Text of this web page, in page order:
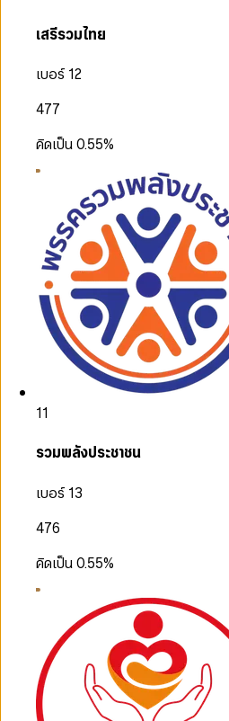
เสรีรวมไทย
เบอร์ 12
477
คิดเป็น0.55%
11
รวมพลังประชาชน
เบอร์ 13
476
คิดเป็น0.55%